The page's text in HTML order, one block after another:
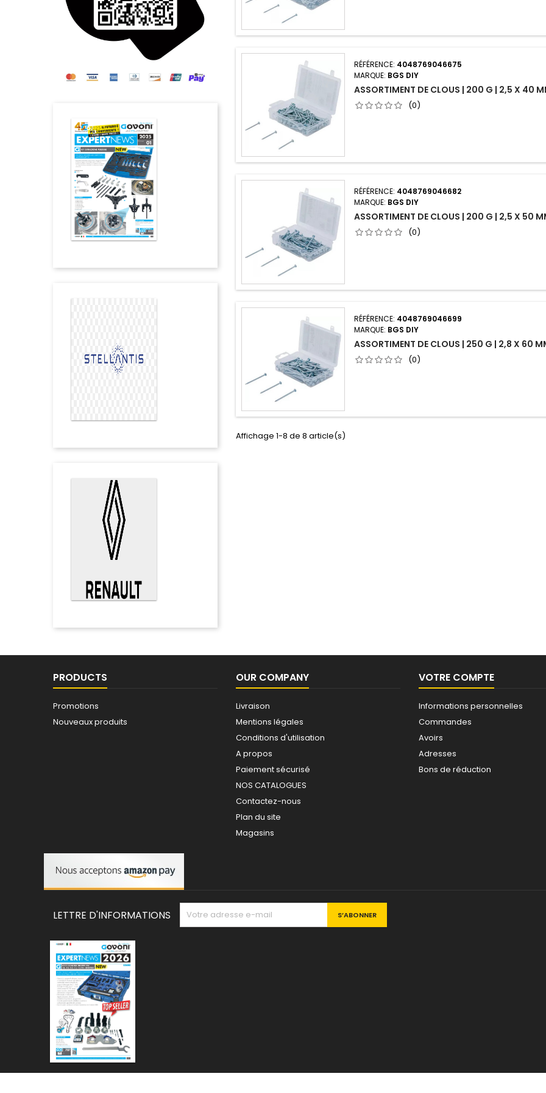
RÉFÉRENCE: 4048769046675
MARQUE: BGS DIY
ASSORTIMENT DE CLOUS | 200 G | 2,5 X 40
(0)
RÉFÉRENCE: 4048769046682
MARQUE: BGS DIY
ASSORTIMENT DE CLOUS | 200 G | 2,5 X 50
(0)
RÉFÉRENCE: 4048769046699
MARQUE: BGS DIY
ASSORTIMENT DE CLOUS | 250 G | 2,8 X 60
(0)
Affichage 1-8 de 8 article(s)
PRODUCTS
Promotions
Nouveaux produits
OUR COMPANY
Livraison
Mentions légales
Conditions d'utilisation
A propos
Paiement sécurisé
NOS CATALOGUES
Contactez-nous
Plan du site
Magasins
VOTRE COMPTE
Informations personnelles
Commandes
Avoirs
Adresses
Bons de réduction
LETTRE D'INFORMATIONS